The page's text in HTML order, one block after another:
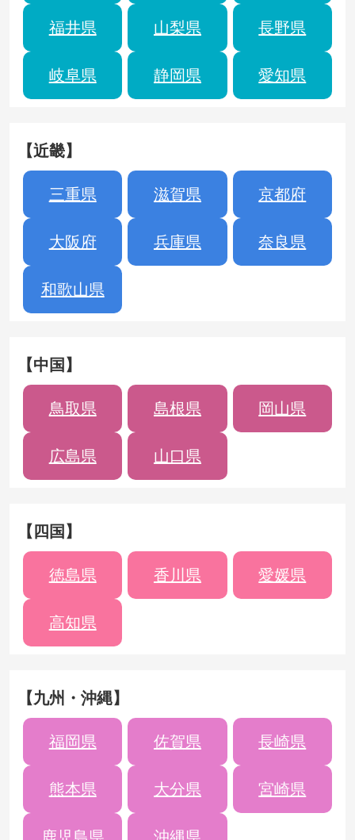
福井県 山梨県 長野県
岐阜県 静岡県 愛知県
【近畿】
三重県 滋賀県 京都府
大阪府 兵庫県 奈良県
和歌山県
【中国】
鳥取県 島根県 岡山県
広島県 山口県
【四国】
徳島県 香川県 愛媛県
高知県
【九州・沖縄】
福岡県 佐賀県 長崎県
熊本県 大分県 宮崎県